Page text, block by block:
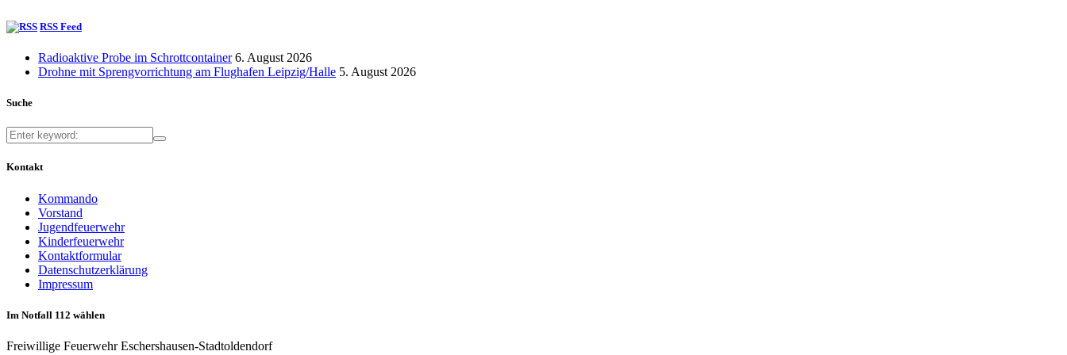
RSS Feed
Radioaktive Probe im Schrottcontainer 6. August 2026
Drohne mit Sprengvorrichtung am Flughafen Leipzig/Halle 5. August 2026
Suche
Kontakt
Kommando
Vorstand
Jugendfeuerwehr
Kinderfeuerwehr
Kontaktformular
Datenschutzerklärung
Impressum
Im Notfall 112 wählen
Freiwillige Feuerwehr Eschershausen-Stadtoldendorf